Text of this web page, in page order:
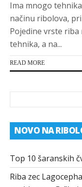
Ima mnogo
načinu ribolova,
Pojedine vrste
tehnika, a na...
READ MORE
NOVO NA
Top 10 šaranskih
Riba zec